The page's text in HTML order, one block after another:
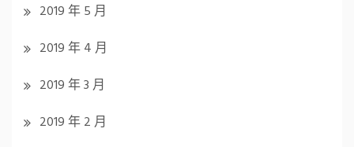
2019 年 5 月
2019 年 4 月
2019 年 3 月
2019 年 2 月